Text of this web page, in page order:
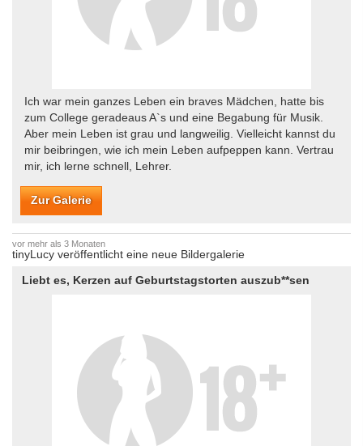
Ich war mein ganzes Leben ein braves Mädchen, hatte bis
zum College geradeaus A`s und eine Begabung für Musik.
Aber mein Leben ist grau und langweilig. Vielleicht kannst du
mir beibringen, wie ich mein Leben aufpeppen kann. Vertrau
mir, ich lerne schnell, Lehrer.
Zur Galerie
vor mehr als 3 Monaten
tinyLucy veröffentlicht eine neue Bildergalerie
Liebt es, Kerzen auf Geburtstagstorten auszub**sen